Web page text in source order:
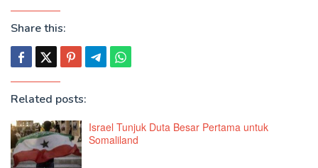
Share this:
Related posts:
Israel Tunjuk Duta Besar Pertama untuk
Somaliland